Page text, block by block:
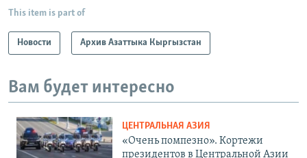
This item is part of
Новости Архив Азаттыка Кыргызстан
Вам будет интересно
ЦЕНТРАЛЬНАЯ АЗИЯ
«Очень помпезно». Кортежи
президентов в Центральной Азии